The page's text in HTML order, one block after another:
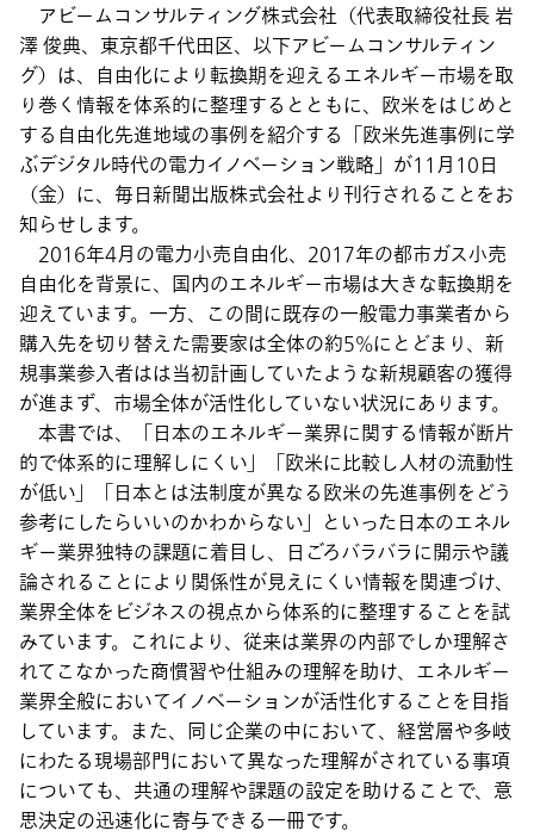
アビームコンサルティング株式会社（代表取締役社長 岩
澤 俊典、東京都千代田区、以下アビームコンサルティン
グ）は、自由化により転換期を迎えるエネルギー市場を取
り巻く情報を体系的に整理するとともに、欧米をはじめと
する自由化先進地域の事例を紹介する「欧米先進事例に学
ぶデジタル時代の電力イノベーション戦略」が11月10日
（金）に、毎日新聞出版株式会社より刊行されることをお
知らせします。
2016年4月の電力小売自由化、2017年の都市ガス小売
自由化を背景に、国内のエネルギー市場は大きな転換期を
迎えています。一方、この間に既存の一般電力事業者から
購入先を切り替えた需要家は全体の約5%にとどまり、新
規事業参入者はは当初計画していたような新規顧客の獲得
が進まず、市場全体が活性化していない状況にあります。
本書では、「日本のエネルギー業界に関する情報が断片
的で体系的に理解しにくい」「欧米に比較し人材の流動性
が低い」「日本とは法制度が異なる欧米の先進事例をどう
参考にしたらいいのかわからない」といった日本のエネル
ギー業界独特の課題に着目し、日ごろバラバラに開示や議
論されることにより関係性が見えにくい情報を関連づけ、
業界全体をビジネスの視点から体系的に整理することを試
みています。これにより、従来は業界の内部でしか理解さ
れてこなかった商慣習や仕組みの理解を助け、エネルギー
業界全般においてイノベーションが活性化することを目指
しています。また、同じ企業の中において、経営層や多岐
にわたる現場部門において異なった理解がされている事項
についても、共通の理解や課題の設定を助けることで、意
思決定の迅速化に寄与できる一冊です。